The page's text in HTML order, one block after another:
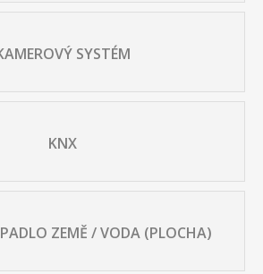
SYSTÉM
KNX
ZEMĚ / VODA (PLOCHA)